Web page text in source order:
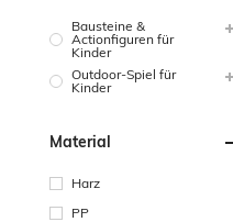
Bausteine &
Actionfiguren für
Kinder
Outdoor-Spiel für
Kinder
Material
Harz
PP